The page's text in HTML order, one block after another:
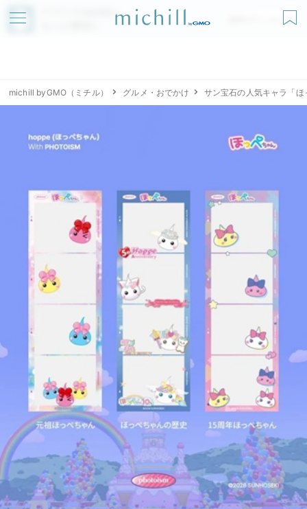
アプリでmichillが
無料ダウンロード
michill byGMO（ミチル） グルメ・おでかけ サン宝石の人気キャラ「